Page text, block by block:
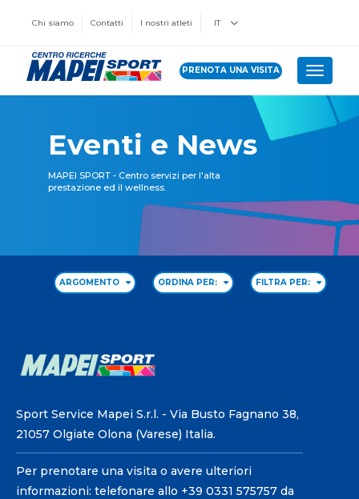
Chi siamo Contatti I nostri atleti IT
PRENOTA UNA VISITA Toggle
Eventi e News
MAPEI SPORT - Centro servizi per l'alta
prestazione ed il wellness.
ARGOMENTO ORDINA PER: FILTRA PER:
Sport Service Mapei S.r.l. - Via Busto Fagnano 38,
21057 Olgiate Olona (Varese) Italia.
Per prenotare una visita o avere ulteriori
informazioni: telefonare allo +39 0331 575757 da